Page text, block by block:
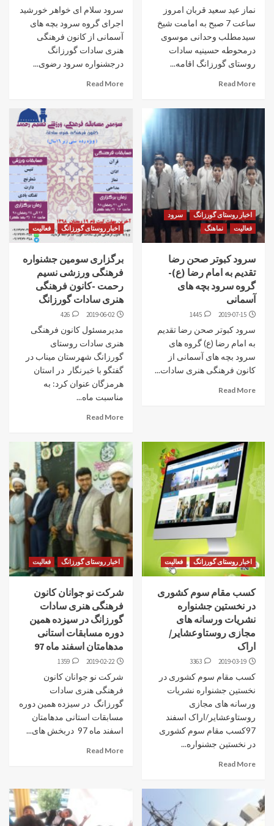
نماز عید سعید قربان امروز
ساعت 7 صبح به امامت شیخ
سیدمطلب وحدانی موسوی
درمحوطه حسینیه سادات
روستای گورزانگ اقامه...
Read More
سرود سلام ای خواهر خورشید
اجرای گروه سرود بچه های
آسمانی از کانون فرهنگی
هنری سادات گورزانگ
درجشنواره سرود رضوی...
Read More
اخبار روستای گورزانگ
سرود
فعالیت
نماهنگ
سرود کبوتر صحن رضا
تقدیم به امام رضا (ع)-
گروه سرود بچه های
آسمانی
2019-07-15
1445
سرود کبوتر صحن رضا تقدیم
به امام رضا (ع) گروه های
سرود بچه های آسمانی از
کانون فرهنگی هنری سادات...
Read More
اخبار روستای گورزانگ فعالیت
برگزاری سومین جشنواره
فرهنگی ورزشی نسیم
رحمت -کانون فرهنگی
هنری سادات گورزانگ
2019-06-02
426
مدیرمسئول کانون فرهنگی
هنری سادات روستای
گورزانگ شهرستان میناب در
گفتگو با خبرنگار در استان
هرمزگان عنوان کرد: به
مناسبت ماه...
Read More
اخبار روستای گورزانگ فعالیت
کسب مقام سوم کشوری
در نخستین جشنواره
نشریات ورسانه های
مجازی روستاوعشایر/
اراک
2019-03-19
3363
کسب مقام سوم کشوری در
نخستین جشنواره نشریات
ورسانه های مجازی
روستاوعشایر/اراک اسفند
97کسب مقام سوم کشوری
در نخستین جشنواره...
Read More
اخبار روستای گورزانگ فعالیت
شرکت نو جوانان کانون
فرهنگی هنری سادات
گورزانگ در سیزده همین
دوره مسابقات استانی
مدهامتان اسفند ماه 97
2019-02-22
1359
شرکت نو جوانان کانون
فرهنگی هنری سادات
گورزانگ در سیزده همین دوره
مسابقات استانی مدهامتان
اسفند ماه 97 دربخش های...
Read More